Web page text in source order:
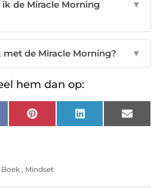
de Miracle Morning
▼
met de Miracle Morning? ▼
hem dan op:
Pinterest LinkedIn Email
Boek , Mindset